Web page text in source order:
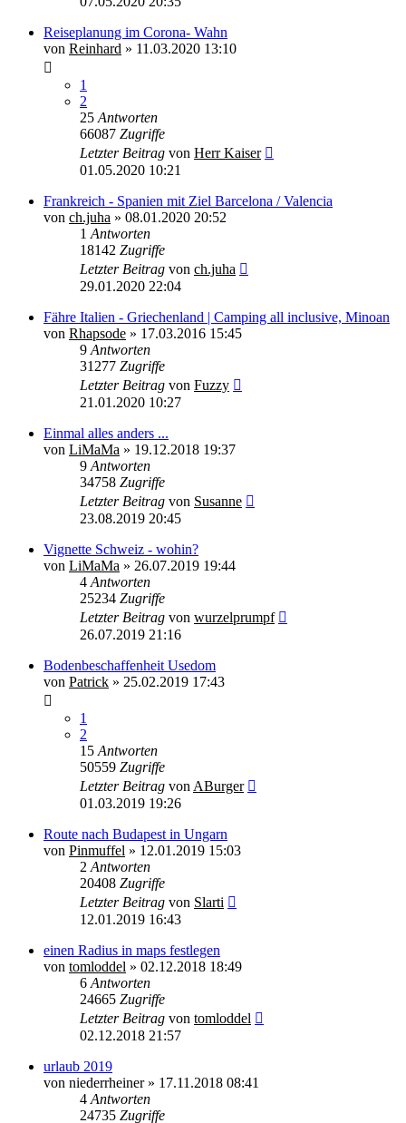
Reiseplanung im Corona- Wahn
von Reinhard » 11.03.2020 13:10
1
2
25 Antworten
66087 Zugriffe
Letzter Beitrag von Herr Kaiser
01.05.2020 10:21
Frankreich - Spanien mit Ziel Barcelona / Valencia
von ch.juha » 08.01.2020 20:52
1 Antworten
18142 Zugriffe
Letzter Beitrag von ch.juha
29.01.2020 22:04
Fähre Italien - Griechenland | Camping all inclusive, Minoan
von Rhapsode » 17.03.2016 15:45
9 Antworten
31277 Zugriffe
Letzter Beitrag von Fuzzy
21.01.2020 10:27
Einmal alles anders ...
von LiMaMa » 19.12.2018 19:37
9 Antworten
34758 Zugriffe
Letzter Beitrag von Susanne
23.08.2019 20:45
Vignette Schweiz - wohin?
von LiMaMa » 26.07.2019 19:44
4 Antworten
25234 Zugriffe
Letzter Beitrag von wurzelprumpf
26.07.2019 21:16
Bodenbeschaffenheit Usedom
von Patrick » 25.02.2019 17:43
1
2
15 Antworten
50559 Zugriffe
Letzter Beitrag von ABurger
01.03.2019 19:26
Route nach Budapest in Ungarn
von Pinmuffel » 12.01.2019 15:03
2 Antworten
20408 Zugriffe
Letzter Beitrag von Slarti
12.01.2019 16:43
einen Radius in maps festlegen
von tomloddel » 02.12.2018 18:49
6 Antworten
24665 Zugriffe
Letzter Beitrag von tomloddel
02.12.2018 21:57
urlaub 2019
von niederrheiner» 17.11.2018 08:41
4 Antworten
24735 Zugriffe